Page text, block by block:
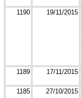
1190 19/11/2015
1189 17/11/2015
1185 27/10/2015